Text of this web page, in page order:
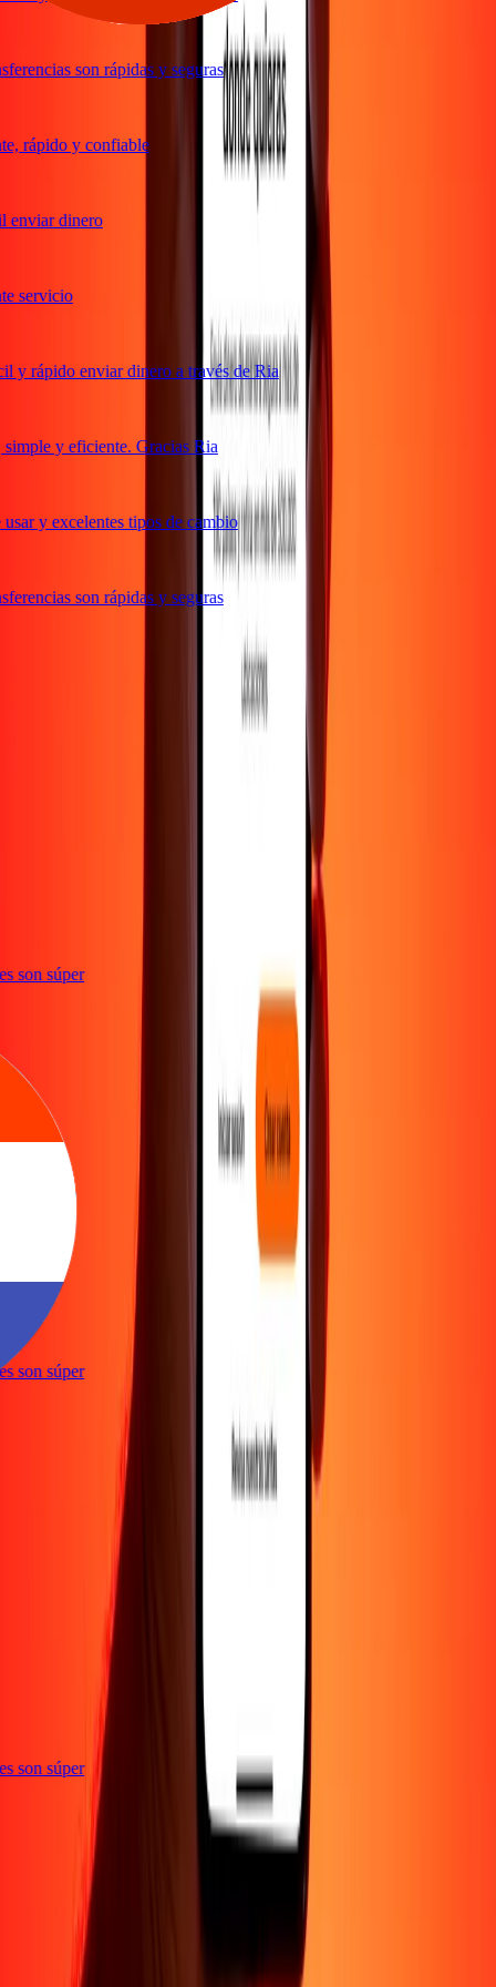
son rápidas y seguras
rápido y confiable
dinero
servicio
rápido enviar dinero a través de Ria
y eficiente. Gracias Ria
y excelentes tipos de cambio
son rápidas y seguras
son súper
son súper
son súper
Blog Corporativo